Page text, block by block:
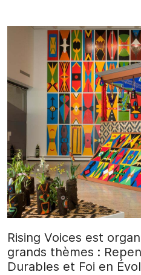
Rising Voices est
grands thèmes :
Durables et Foi en